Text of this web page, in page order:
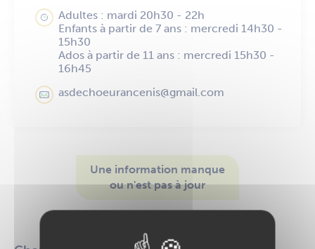
Adultes : mardi 20h30 - 22h
Enfants à partir de 7 ans : mercredi 14h30 -
15h30
Ados à partir de 11 ans : mercredi 15h30 -
16h45
asdechoeurancenis@gmail.com
Une information manque
ou n'est pas à jour